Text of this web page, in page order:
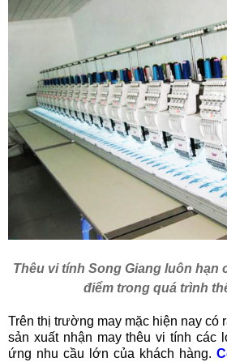
Thêu vi tính Song Giang luôn
điểm trong quá trình
Trên thị trường may mặc hiện nay có
sản xuất nhận may thêu vi tính các
ứng nhu cầu lớn của khách hàng.